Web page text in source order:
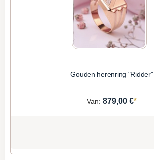
Gouden herenring "Ridder"
Van: 879,00 €*